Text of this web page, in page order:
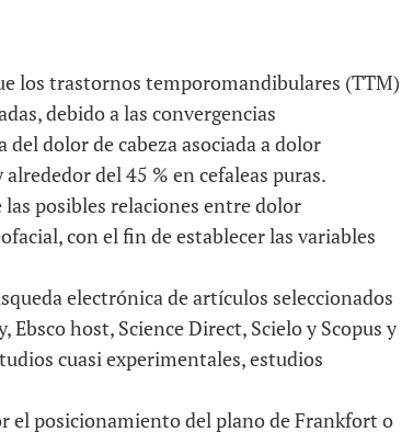
los trastornos temporomandibulares (TTM)
debido a las convergencias
dolor de cabeza asociada a dolor
del 45 % en cefaleas puras.
posibles relaciones entre dolor
con el fin de establecer las variables
electrónica de artículos seleccionados
Ebsco host, Science Direct, Scielo y Scopus y
cuasi experimentales, estudios
el posicionamiento del plano de Frankfort o